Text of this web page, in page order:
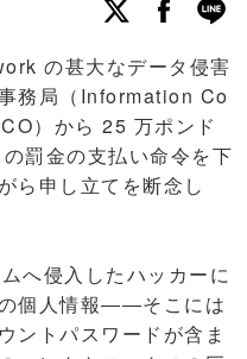
の甚大なデータ侵害
務局（Information Co
）から 25 万ポンド
罰金の支払い命令を下
ら申し立てを断念し
へ侵入したハッカーに
個人情報――そこには
ントパスワードが含ま